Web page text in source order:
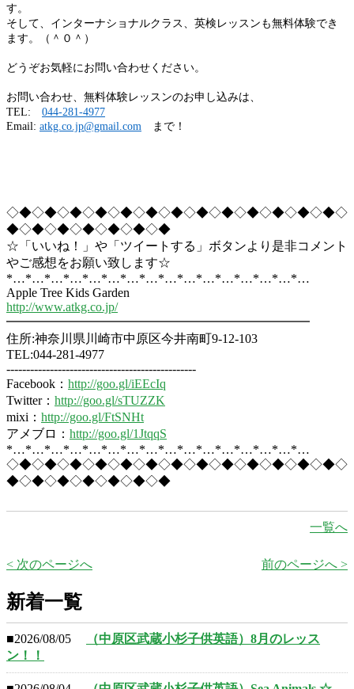
す。
そして、インターナショナルクラス、英検レッスンも無料体験でき
ます。（＾０＾）
どうぞお気軽にお問い合わせください。
お問い合わせ、無料体験レッスンのお申し込みは、
TEL: 044-281-4977
Email: atkg.co.jp@gmail.com まで！
◇◆◇◆◇◆◇◆◇◆◇◆◇◆◇◆◇◆◇◆◇◆◇◆◇◆◇
◆◇◆◇◆◇◆◇◆◇◆◇◆
☆「いいね！」や「ツイートする」ボタンより是非コメント
やご感想をお願い致します☆
*…*…*…*…*…*…*…*…*…*…*…*…*…*…*…*…
Apple Tree Kids Garden
http://www.atkg.co.jp/
━━━━━━━━━━━━━━━━━━━━━━━━
住所:神奈川県川崎市中原区今井南町9-12-103
TEL:044-281-4977
------------------------------------------------
Facebook： http://goo.gl/iEEcIq
Twitter： http://goo.gl/sTUZZK
mixi： http://goo.gl/FtSNHt
アメブロ： http://goo.gl/1JtqqS
*…*…*…*…*…*…*…*…*…*…*…*…*…*…*…*…
◇◆◇◆◇◆◇◆◇◆◇◆◇◆◇◆◇◆◇◆◇◆◇◆◇◆◇
◆◇◆◇◆◇◆◇◆◇◆◇◆
一覧へ
< 次のページへ 前のページへ >
新着一覧
■2026/08/05
（中原区武蔵小杉子供英語）8月のレッス
ン！！